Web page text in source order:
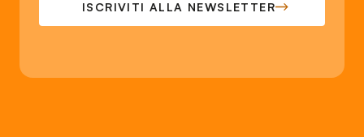
ISCRIVITI ALLA NEWSLETTER